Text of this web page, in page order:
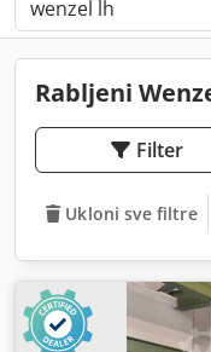
Rabljeni
Filter
Ukloni sve filtre